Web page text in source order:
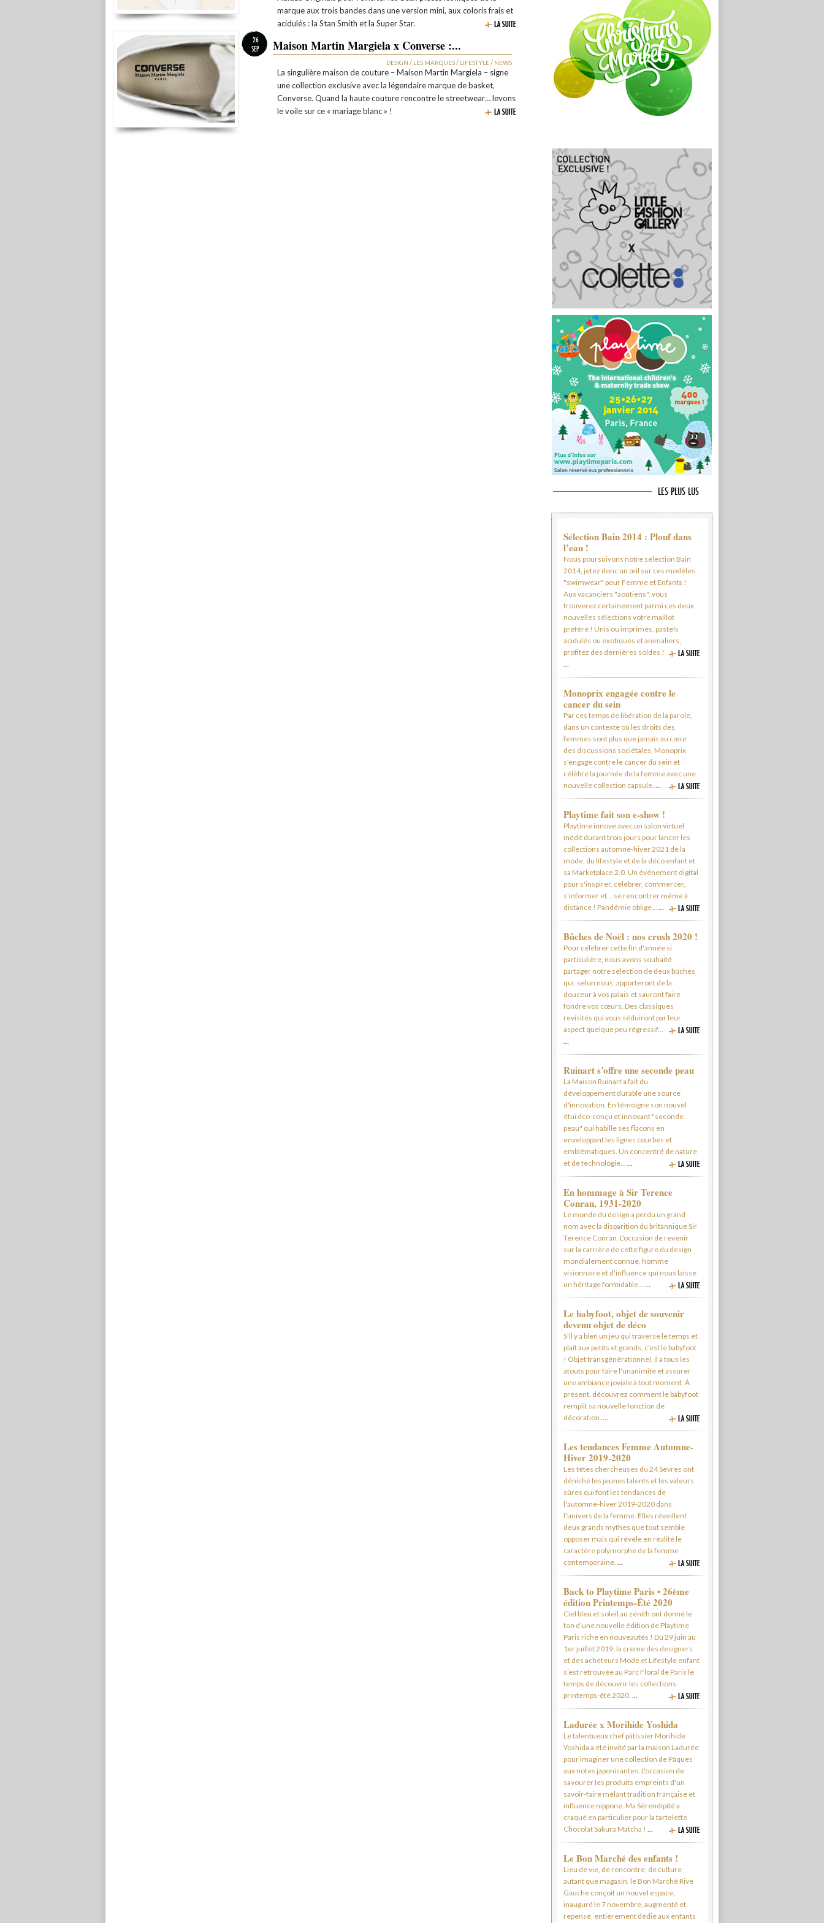
marque aux trois bandes dans une version mini, aux coloris frais et
acidulés : la Stan Smith et la Super Star.
26
SEP
Maison Martin Margiela x Converse :...
DESIGN / LES MARQUES/ LIFESTYLE/ NEWS
La singulière maison de couture – Maison Martin Margiela – signe
une collection exclusive avec la légendaire marque de basket,
Converse. Quand la haute couture rencontre le streetwear… levons
le voile sur ce « mariage blanc » !
LES PLUS LUS
Sélection Bain 2014 : Plouf dans
l’eau !
Nous poursuivons notre sélection Bain
2014, jetez donc un œil sur ces modèles
"swimwear" pour Femme et Enfants !
Aux vacanciers "aoûtiens", vous
trouverez certainement parmi ces deux
nouvelles sélections votre maillot
préféré ! Unis ou imprimés, pastels
acidulés ou exotiques et animaliers,
profitez des dernières soldes !
…
Monoprix engagée contre le
cancer du sein
Par ces temps de libération de la parole,
dans un contexte où les droits des
femmes sont plus que jamais au cœur
des discussions sociétales, Monoprix
s'engage contre le cancer du sein et
célèbre la journée de la femme avec une
nouvelle collection capsule. …
Playtime fait son e-show !
Playtime innove avec un salon virtuel
inédit durant trois jours pour lancer les
collections automne-hiver 2021 de la
mode, du lifestyle et de la déco enfant et
sa Marketplace 2.0. Un événement digital
pour s'inspirer, célébrer, commercer,
s'informer et... se rencontrer même à
distance ! Pandémie oblige... …
Bûches de Noël : nos crush 2020 !
Pour célébrer cette fin d'année si
particulière, nous avons souhaité
partager notre sélection de deux bûches
qui, selon nous, apporteront de la
douceur à vos palais et sauront faire
fondre vos cœurs. Des classiques
revisités qui vous séduiront par leur
aspect quelque peu régressif...
…
Ruinart s’offre une seconde peau
La Maison Ruinart a fait du
développement durable une source
d'innovation. En témoigne son nouvel
étui éco-conçu et innovant "seconde
peau" qui habille ses flacons en
enveloppant les lignes courbes et
emblématiques. Un concentré de nature
et de technologie... …
En hommage à Sir Terence
Conran, 1931-2020
Le monde du design a perdu un grand
nom avec la disparition du britannique Sir
Terence Conran. L'occasion de revenir
sur la carrière de cette figure du design
mondialement connue, homme
visionnaire et d'influence qui nous laisse
un héritage formidable... …
Le babyfoot, objet de souvenir
devenu objet de déco
S'il y a bien un jeu qui traverse le temps et
plaît aux petits et grands, c'est le babyfoot
! Objet transgénérationnel, il a tous les
atouts pour faire l'unanimité et assurer
une ambiance joviale à tout moment. À
présent, découvrez comment le babyfoot
remplit sa nouvelle fonction de
décoration. …
Les tendances Femme Automne-
Hiver 2019-2020
Les têtes chercheuses du 24 Sèvres ont
déniché les jeunes talents et les valeurs
sûres qui font les tendances de
l'automne-hiver 2019-2020 dans
l'univers de la femme. Elles réveillent
deux grands mythes que tout semble
opposer mais qui révèle en réalité le
caractère polymorphe de la femme
contemporaine. …
Back to Playtime Paris • 26ème
édition Printemps-Été 2020
Ciel bleu et soleil au zénith ont donné le
ton d’une nouvelle édition de Playtime
Paris riche en nouveautés ! Du 29 juin au
1er juillet 2019, la crème des designers
et des acheteurs Mode et Lifestyle enfant
s’est retrouvée au Parc Floral de Paris le
temps de découvrir les collections
printemps-été 2020. …
Ladurée x Morihide Yoshida
Le talentueux chef pâtissier Morihide
Yoshida a été invité par la maison Ladurée
pour imaginer une collection de Pâques
aux notes japonisantes. L'occasion de
savourer les produits empreints d'un
savoir-faire mêlant tradition française et
influence nippone. Ma Sérendipité a
craqué en particulier pour la tartelette
Chocolat Sakura Matcha ! …
Le Bon Marché des enfants !
Lieu de vie, de rencontre, de culture
autant que magasin, le Bon Marché Rive
Gauche conçoit un nouvel espace,
inauguré le 7 novembre, augmenté et
repensé, entièrement dédié aux enfants